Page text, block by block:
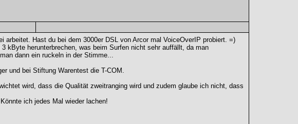
arbeitet. Hast du bei dem 3000er DSL von Arcor mal VoiceOverIP probiert. =)
kByte herunterbrechen, was beim Surfen nicht sehr auffällt, da man
dann ein ruckeln in der Stimme...
und bei Stiftung Warentest die T-COM.
wird, dass die Qualität zweitranging wird und zudem glaube ich nicht, dass
ich jedes Mal wieder lachen!